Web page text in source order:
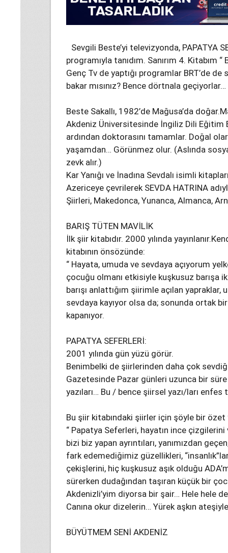
Sevgili Beste’yi televizyonda, PAPATYA
programıyla tanıdım. Sanırım 4. Kitabım
Genç Tv de yaptığı programlar BRT’de
bakar mısınız? Bence dörtnala geçiyorlar…
Beste Sakallı, 1982’de Mağusa’da
Akdeniz Üniversitesinde İngiliz Dili Eğitim
ardından doktorasını tamamlar. Doğal
yaşamdan… Görünmez olur. (Aslında
zevk alır.)
Kar Yanığı ve İnadına Sevdalı isimli
Azericeye çevrilerek SEVDA HATRINA
Şiirleri, Makedonca, Yunanca, Almanca,
BARIŞ TÜTEN MAVİLİK
İlk şiir kitabıdır. 2000 yılında
kitabının önsözünde:
“ Hayata, umuda ve sevdaya açıyorum
çocuğu olmanı etkisiyle kuşkusuz barışa
barışı anlattığım şiirimle açılan
sevdaya kayıyor olsa da; sonunda ortak
kapanıyor.
PAPATYA SEFERLERİ:
2001 yılında gün yüzü görür.
Benimbelki de şiirlerinden daha çok
Gazetesinde Pazar günleri uzunca bir süre
yazıları… Bu / bence şiirsel yazı/ları enfes
Bu şiir kitabındaki şiirler için şöyle bir özet
“ Papatya Seferleri, hayatın ince
bizi biz yapan ayrıntıları, yanımızdan
fark edemediğimiz güzellikleri,
çekişlerini, hiç kuşkusuz aşık olduğu
sürerken dudağından taşıran küçük bir
Akdenizli’yim diyorsa bir şair… Hele hele
Canına okur dizelerin… Yürek aşkın
BÜYÜTMEM SENİ AKDENİZ